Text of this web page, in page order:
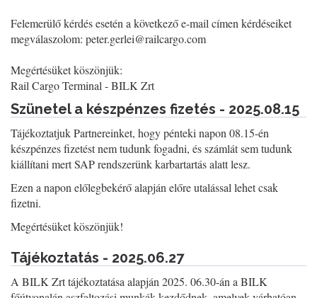
Felemerülő kérdés esetén a következő e-mail címen kérdéseiket
megválaszolom: peter.gerlei@railcargo.com
Megértésüket köszönjük:
Rail Cargo Terminal - BILK Zrt
Szünetel a készpénzes fizetés - 2025.08.15
Tájékoztatjuk Partnereinket, hogy pénteki napon 08.15-én
készpénzes fizetést nem tudunk fogadni, és számlát sem tudunk
kiállítani mert SAP rendszerünk karbartartás alatt lesz.
Ezen a napon előlegbekérő alapján előre utalással lehet csak
fizetni.
Megértésüket köszönjük!
Tájékoztatás - 2025.06.27
A BILK Zrt tájékoztatása alapján 2025. 06.30-án a BILK